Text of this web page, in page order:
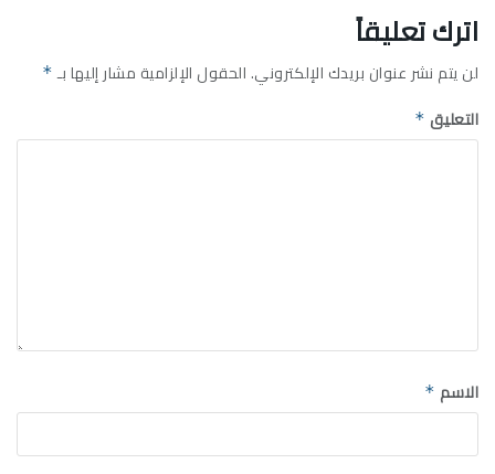
اترك تعليقاً
لن يتم نشر عنوان بريدك الإلكتروني.الحقول الإلزامية مشار إليها بـ *
التعليق *
الاسم *